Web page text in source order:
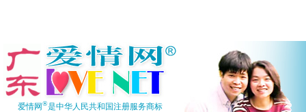
爱情网®是中华人民共和国注册服务商标